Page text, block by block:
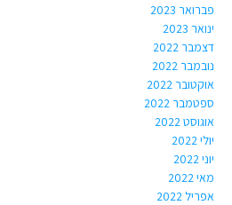
פברואר 2023
ינואר 2023
דצמבר 2022
נובמבר 2022
אוקטובר 2022
ספטמבר 2022
אוגוסט 2022
יולי 2022
יוני 2022
מאי 2022
אפריל 2022